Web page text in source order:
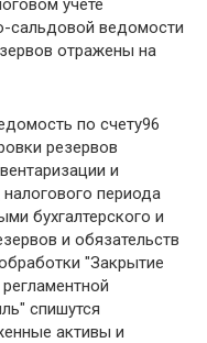
учете
сальдовой ведомости
отражены на
по счету96
резервов
и
периода
бухгалтерского и
и обязательств
"Закрытие
спишутся
активы и